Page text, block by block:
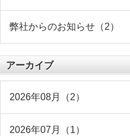
弊社からのお知らせ（2）
アーカイブ
2026年08月（2）
2026年07月（1）